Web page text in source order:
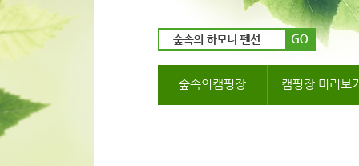
숲속의캠핑장 캠핑장 미리보